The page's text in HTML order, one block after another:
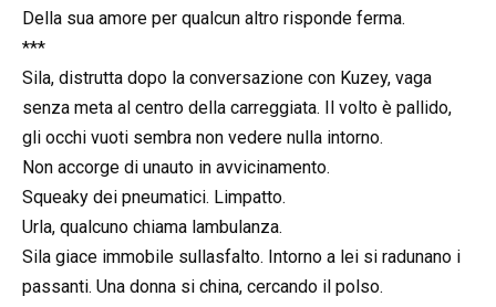
Della sua amore per qualcun altro risponde ferma.
***
Sila, distrutta dopo la conversazione con Kuzey, vaga
senza meta al centro della carreggiata. Il volto è pallido,
gli occhi vuoti sembra non vedere nulla intorno.
Non accorge di unauto in avvicinamento.
Squeaky dei pneumatici. Limpatto.
Urla, qualcuno chiama lambulanza.
Sila giace immobile sullasfalto. Intorno a lei si radunano i
passanti. Una donna si china, cercando il polso.